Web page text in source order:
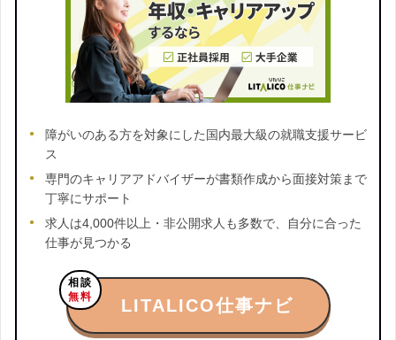
障がいのある方を対象にした国内最大級の就職支援サービ
ス
専門のキャリアアドバイザーが書類作成から面接対策まで
丁寧にサポート
求人は4,000件以上・非公開求人も多数で、自分に合った
仕事が見つかる
相談
無料
LITALICO仕事ナビ